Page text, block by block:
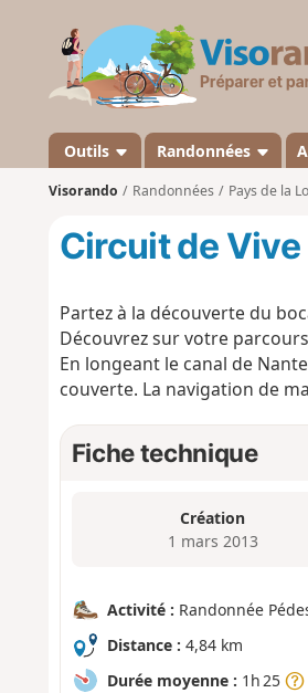
Outils Randonnées
Visorando Randonnées Pays de la
Circuit de Vive
Partez à la découverte du
Découvrez sur votre
En longeant le canal de
couverte. La navigation de
Fiche technique
Création
1 mars 2013
Activité : Randonnée
Distance : 4,84 km
Durée moyenne : 1h 25